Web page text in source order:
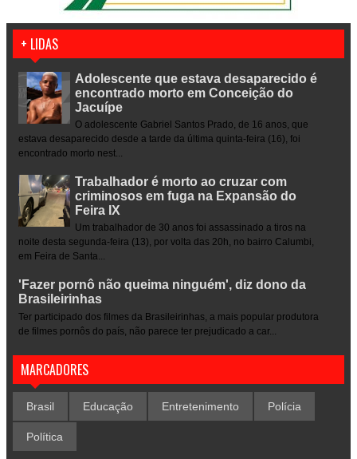
+ LIDAS
Adolescente que estava desaparecido é
encontrado morto em Conceição do
Jacuípe
O adolescente Gabriel Santos Prado, de 16 anos, que
estava desaparecido desde a tarde da última quinta-feira (16), foi
encontrado morto nest...
Trabalhador é morto ao cruzar com
criminosos em fuga na Expansão do
Feira IX
Um trabalhador de 30 anos foi assassinado a tiros na
noite desta segunda-feira (13), por volta das 20h, no bairro Calumbi,
em Feira de Santa...
'Fazer pornô não queima ninguém', diz dono da
Brasileirinhas
Ter participado dos filmes da Brasileirinhas, a mais popular produtora
de filmes pornôs do país, não parece ter prejudicado a car...
MARCADORES
Brasil Educação Entretenimento Polícia
Política